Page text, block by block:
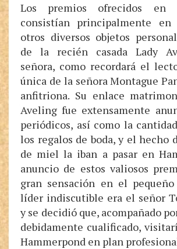
Los premios ofrecidos en
consistían principalmente en
otros diversos objetos
de la recién casada Lady
señora, como recordará el
única de la señora Montague
anfitriona. Su enlace
Aveling fue extensamente
periódicos, así como la
los regalos de boda, y el hecho
de miel la iban a pasar en
anuncio de estos valiosos
gran sensación en el
líder indiscutible era el señor
y se decidió que, acompañado
debidamente cualificado,
Hammerpond en plan